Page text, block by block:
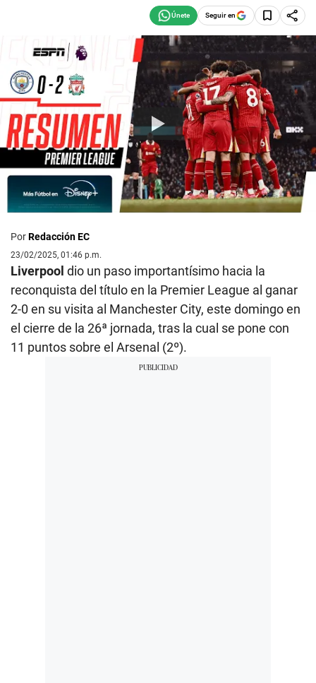
Seguir en
PorRedacción EC
23/02/2025, 01:46 p.m.
Liverpool dio un paso importantísimo hacia la
reconquista del título en la Premier League al ganar
2-0 en su visita al Manchester City, este domingo en
el cierre de la 26ª jornada, tras la cual se pone con
11 puntos sobre el Arsenal (2º).